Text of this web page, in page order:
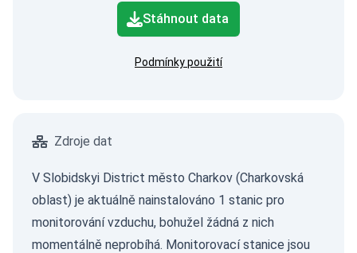
Stáhnout data
Podmínky použití
Zdroje dat
V Slobidskyi District město Charkov (Charkovská
oblast) je aktuálně nainstalováno 1 stanic pro
monitorování vzduchu, bohužel žádná z nich
momentálně neprobíhá. Monitorovací stanice jsou